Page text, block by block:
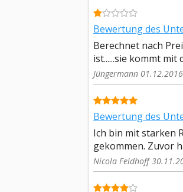
Bewertung des
Berechnet nach
ist......sie kommt mit
Jüngermann
Bewertung des
Ich bin mit starken
gekommen. Zuvor
Nicola Feldhoff